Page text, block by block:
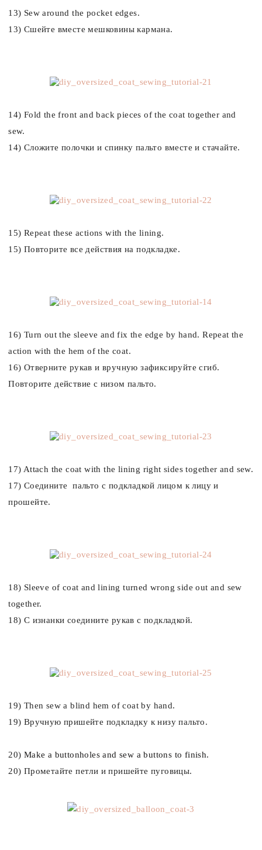
13) Sew around the pocket edges.
13) Сшейте вместе мешковины кармана.
14) Fold the front and back pieces of the coat together and
sew.
14) Сложите полочки и спинку пальто вместе и стачайте.
15) Repeat these actions with the lining.
15) Повторите все действия на подкладке.
16) Turn out the sleeve and fix the edge by hand. Repeat the
action with the hem of the coat.
16) Отверните рукав и вручную зафиксируйте сгиб.
Повторите действие с низом пальто.
17) Attach the coat with the lining right sides together and sew.
17) Соедините пальто с подкладкой лицом к лицу и
прошейте.
18) Sleeve of coat and lining turned wrong side out and sew
together.
18) С изнанки соедините рукав с подкладкой.
19) Then sew a blind hem of coat by hand.
19) Вручную пришейте подкладку к низу пальто.
20) Make a buttonholes and sew a buttons to finish.
20) Прометайте петли и пришейте пуговицы.